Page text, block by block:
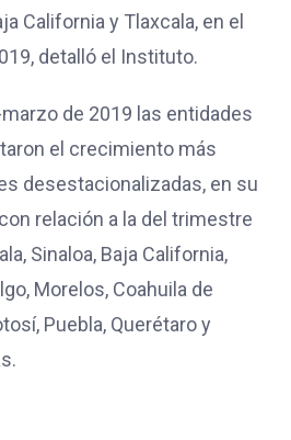
California y Tlaxcala, en el
detalló el Instituto.
de 2019 las entidades
el crecimiento más
desestacionalizadas, en su
relación a la del trimestre
Sinaloa, Baja California,
Morelos, Coahuila de
Puebla, Querétaro y